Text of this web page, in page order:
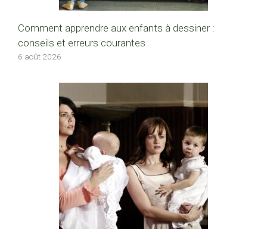
Comment apprendre aux enfants à dessiner :
conseils et erreurs courantes
6 août 2026